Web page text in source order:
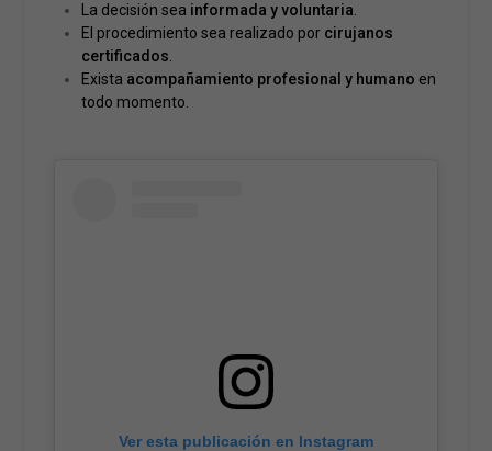
La decisión sea informada y voluntaria.
El procedimiento sea realizado por cirujanos
certificados.
Exista acompañamiento profesional y humano en
todo momento.
Ver esta publicación en Instagram